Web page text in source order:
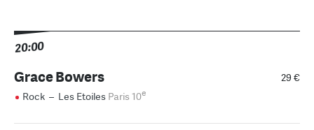
20:00
29 €
Grace Bowers
Rock – Les Etoiles Paris 10e